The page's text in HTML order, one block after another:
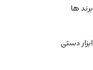
برند ها
ابزار دستی